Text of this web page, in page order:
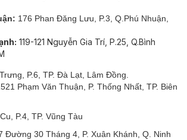
176 Phan Đăng Lưu, P.3, Q.Phú Nhuận,
119-121 Nguyễn Gia Trí, P.25, Q.Bình
P.6, TP. Đà Lạt, Lâm Đồng.
Phạm Văn Thuận, P. Thống Nhất, TP. Biên
P.4, TP. Vũng Tàu
Đường 30 Tháng 4, P. Xuân Khánh, Q. Ninh